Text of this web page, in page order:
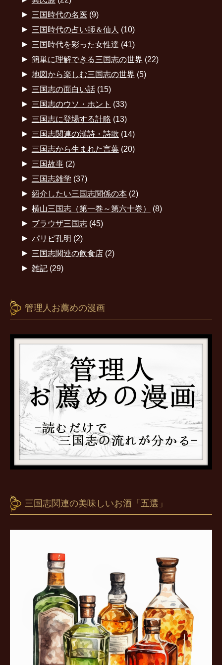
► 三国時代の名医 (9)
► 三国時代の占い師＆仙人 (10)
► 三国時代を彩った女性達 (41)
► 簡単に理解できる三国志の世界 (22)
► 地図から楽しむ三国志の世界 (5)
► 三国志の面白い話(15)
► 三国志のウソ・ホント (33)
► 三国志に登場する計略 (13)
► 三国志関連の漢詩・詩歌 (14)
► 三国志から生まれた言葉(20)
► 三国故事(2)
► 三国志雑学 (37)
► 紹介したい三国志関係の本(2)
► 横山三国志（第一巻～第六十巻） (8)
► ブラウザ三国志(45)
► パリピ孔明 (2)
► 三国志関連の飲食店(2)
► 雑記(29)
管理人お薦めの漫画
三国志関連の美味しいお酒「五選」